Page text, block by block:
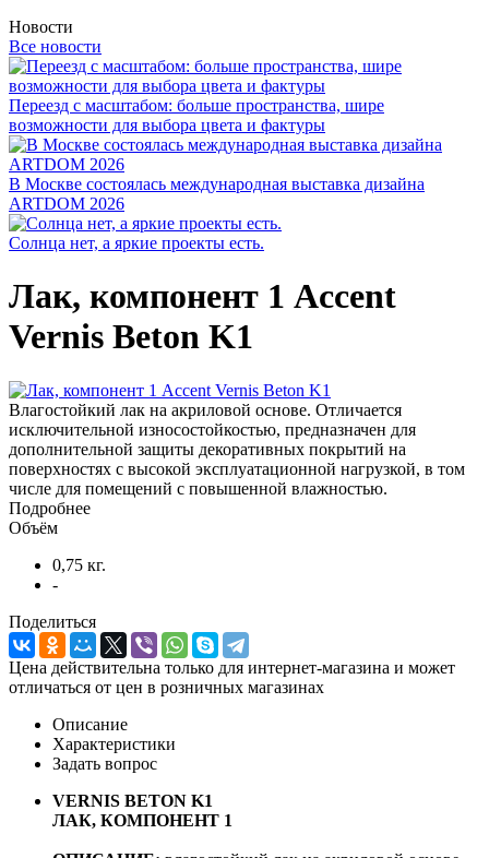
Новости
Все новости
Переезд с масштабом: больше пространства, шире
возможности для выбора цвета и фактуры
В Москве состоялась международная выставка дизайна
ARTDOM 2026
Солнца нет, а яркие проекты есть.
Лак, компонент 1 Accent
Vernis Beton K1
Влагостойкий лак на акриловой основе. Отличается
исключительной износостойкостью, предназначен для
дополнительной защиты декоративных покрытий на
поверхностях с высокой эксплуатационной нагрузкой, в том
числе для помещений с повышенной влажностью.
Подробнее
Объём
0,75 кг.
-
Поделиться
Цена действительна только для интернет-магазина и может
отличаться от цен в розничных магазинах
Описание
Характеристики
Задать вопрос
VERNIS BETON K1
ЛАК, КОМПОНЕНТ 1